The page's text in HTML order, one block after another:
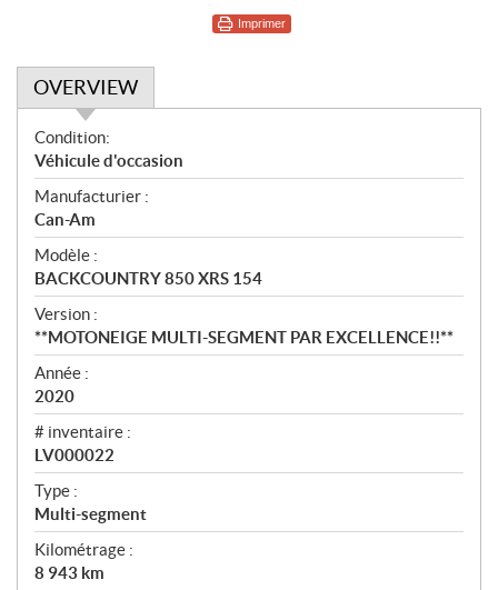
Imprimer
OVERVIEW
O
v
e
r
v
i
e
w
Condition:
Véhicule d'occasion
Manufacturier :
Can-Am
Modèle :
BACKCOUNTRY 850 XRS 154
Version :
**MOTONEIGE MULTI-SEGMENT PAR EXCELLENCE!!**
Année :
2020
# inventaire :
LV000022
Type :
Multi-segment
Kilométrage :
8 943 km